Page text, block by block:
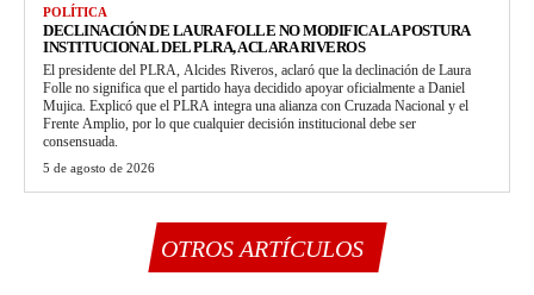
POLÍTICA
DECLINACIÓN DE LAURA FOLLE NO MODIFICA LA POSTURA
INSTITUCIONAL DEL PLRA, ACLARA RIVEROS
El presidente del PLRA, Alcides Riveros, aclaró que la declinación de Laura
Folle no significa que el partido haya decidido apoyar oficialmente a Daniel
Mujica. Explicó que el PLRA integra una alianza con Cruzada Nacional y el
Frente Amplio, por lo que cualquier decisión institucional debe ser
consensuada.
5 de agosto de 2026
OTROS ARTÍCULOS